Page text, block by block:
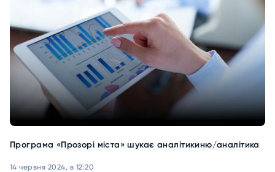
Програма «Прозорі міста» шукає аналітикиню/аналітика
14 червня 2024, в 12:20